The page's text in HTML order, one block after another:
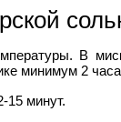
В
минимум 2
15 минут.